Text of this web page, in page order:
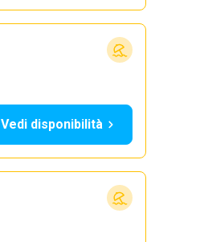
Vedi disponibilità